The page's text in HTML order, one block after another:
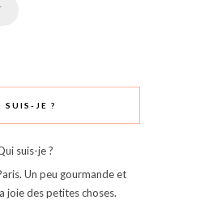
SUIS-JE ?
Un peu gourmande et
joie des petites choses.